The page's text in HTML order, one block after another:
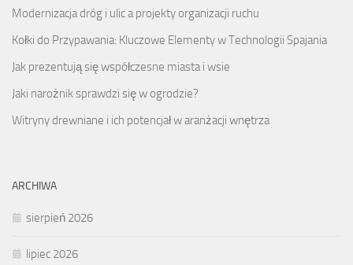
Modernizacja dróg i ulic a projekty organizacji ruchu
Kołki do Przypawania: Kluczowe Elementy w Technologii Spajania
Jak prezentują się współczesne miasta i wsie
Jaki narożnik sprawdzi się w ogrodzie?
Witryny drewniane i ich potencjał w aranżacji wnętrza
ARCHIWA
sierpień 2026
lipiec 2026